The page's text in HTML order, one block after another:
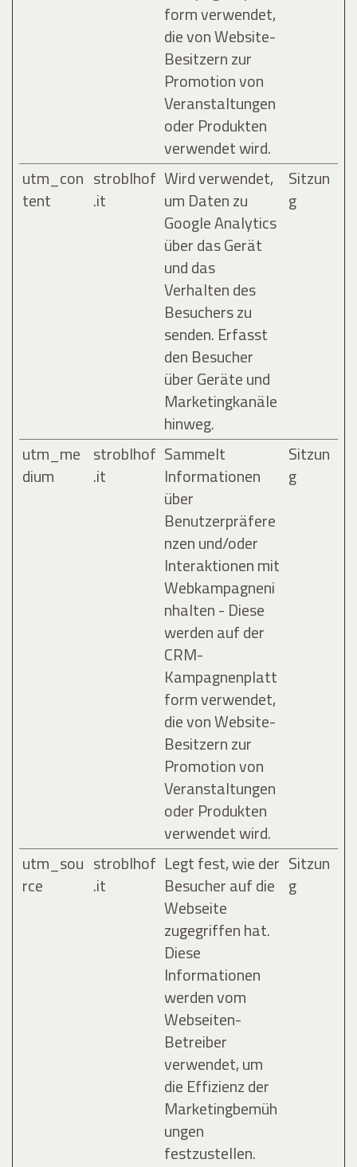
form verwendet,
die von Website-
Besitzern zur
Promotion von
Veranstaltungen
oder Produkten
verwendet wird.
utm_con
tent
stroblhof
.it
Wird verwendet,
um Daten zu
Google Analytics
über das Gerät
und das
Verhalten des
Besuchers zu
senden. Erfasst
den Besucher
über Geräte und
Marketingkanäle
hinweg.
Sitzun
g
utm_me
dium
stroblhof
.it
Sammelt
Informationen
über
Benutzerpräfere
nzen und/oder
Interaktionen mit
Webkampagneni
nhalten - Diese
werden auf der
CRM-
Kampagnenplatt
form verwendet,
die von Website-
Besitzern zur
Promotion von
Veranstaltungen
oder Produkten
verwendet wird.
Sitzun
g
utm_sou
rce
stroblhof
.it
Legt fest, wie der
Besucher auf die
Webseite
zugegriffen hat.
Diese
Informationen
werden vom
Webseiten-
Betreiber
verwendet, um
die Effizienz der
Marketingbemüh
ungen
festzustellen.
Sitzun
g